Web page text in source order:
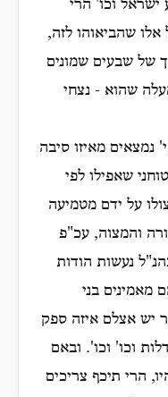
וכו' הרי
שהביאוהו לזה,
של שבעים שמונים
שהוא - נצחי
נמצאים מאיזו סיבה
שאפילו לפי
על ידם מטמיעה
והמצוה, עכ"פ
נעשות הודות
מאמינים בני
יש אצלם איזה ספק
וכו' וכו'. ובאם
הרי תיכף צריכים